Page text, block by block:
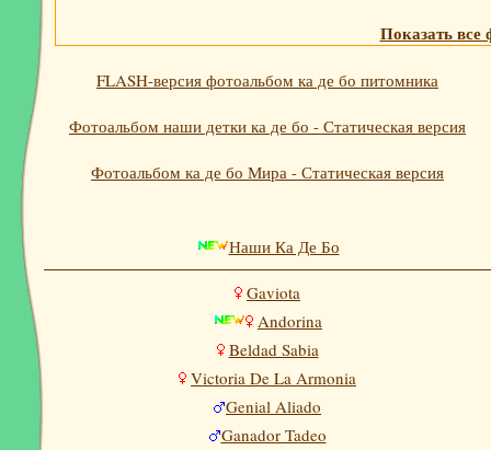
Показать все
FLASH-версия фотоальбом ка де бо питомника
Фотоальбом наши детки ка де бо - Статическая версия
Фотоальбом ка де бо Мира - Статическая версия
Наши Ка Де Бо
Gaviota
Andorina
Beldad Sabia
Victoria De La Armonia
Genial Aliado
Ganador Tadeo